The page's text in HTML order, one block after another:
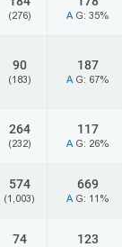
(276) A G: 35%
90
(183)
187
A G: 67%
264
(232)
117
A G: 26%
574
(1,003)
669
A G: 11%
74 123